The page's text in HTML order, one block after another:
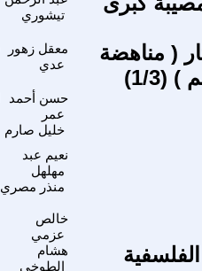
تيشوري
معقل زهور
عدي
( مناهضة
(1/3)
حسن أحمد
عمر
خليل صارم
نعيم عبد
مهلهل
منذر مصري
خالص
عزمي
هشام
الطوخى